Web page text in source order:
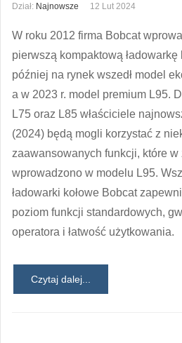
Dział: Najnowsze 12 Lut 2024
W roku 2012 firma Bobcat
pierwszą kompaktową ładowarkę
później na rynek wszedł model
a w 2023 r. model premium L95.
L75 oraz L85 właściciele
(2024) będą mogli korzystać z
zaawansowanych funkcji, które w
wprowadzono w modelu L95.
ładowarki kołowe Bobcat
poziom funkcji standardowych,
operatora i łatwość użytkowania.
Czytaj dalej...